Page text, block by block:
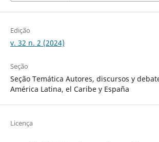
Edição
v. 32 n. 2 (2024)
Seção
Seção Temática Autores, discursos y
América Latina, el Caribe y España
Licença